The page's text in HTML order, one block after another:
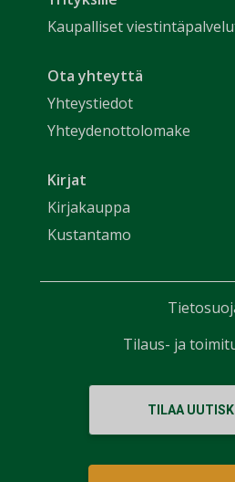
Kaupalliset
Ota yhteyttä
Yhteystiedot
Yhteydenottolomake
Kirjat
Kirjakauppa
Kustantamo
TILAA
Tilaus- ja